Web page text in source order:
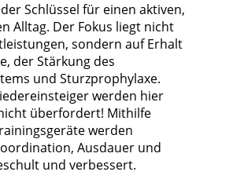
Schlüssel für einen aktiven,
Alltag. Der Fokus liegt nicht
sondern auf Erhalt
der Stärkung des
und Sturzprophylaxe.
werden hier
überfordert! Mithilfe
werden
Ausdauer und
und verbessert.